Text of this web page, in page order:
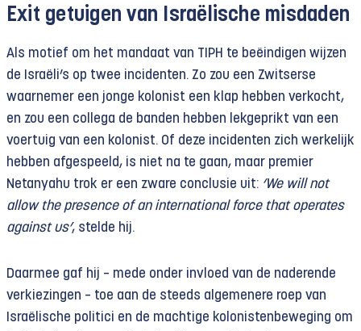
Exit getuigen van Israëlische misdaden
Als motief om het mandaat van TIPH te beëindigen wijzen
de Israëli’s op twee incidenten. Zo zou een Zwitserse
waarnemer een jonge kolonist een klap hebben verkocht,
en zou een collega de banden hebben lekgeprikt van een
voertuig van een kolonist. Of deze incidenten zich werkelijk
hebben afgespeeld, is niet na te gaan, maar premier
Netanyahu trok er een zware conclusie uit: ‘We will not
allow the presence of an international force that operates
against us’, stelde hij.
Daarmee gaf hij – mede onder invloed van de naderende
verkiezingen – toe aan de steeds algemenere roep van
Israëlische politici en de machtige kolonistenbeweging om